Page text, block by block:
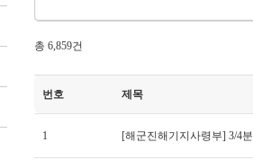
총 6,859건
번호 제목
1 [해군진해기지사령부] 3/4